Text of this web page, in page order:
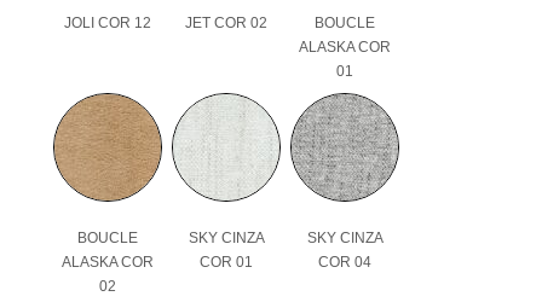
JOLI COR 12 JET COR 02
BOUCLE
ALASKA COR
01
BOUCLE
ALASKA COR
02
SKY CINZA
COR 01
SKY CINZA
COR 04